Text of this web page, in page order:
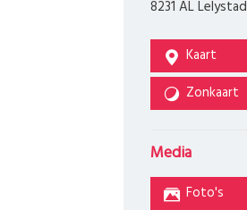
8231 AL Lelystad
Kaart
Zonkaart
Media
Foto's